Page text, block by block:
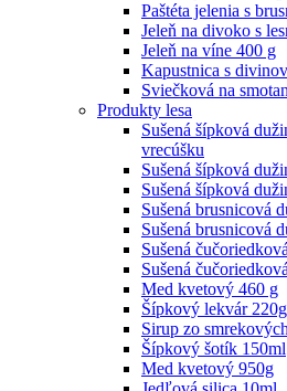
Paštéta jelenia s
Jeleň na divoko s
Jeleň na víne 400 g
Kapustnica s
Sviečková na
Produkty lesa
Sušená šípková
vrecúšku
Sušená šípková
Sušená šípková
Sušená brusnicová
Sušená brusnicová
Sušená
Sušená
Med kvetový 460 g
Šípkový lekvár 220g
Sirup zo
Šípkový šotík 150ml
Med kvetový 950g